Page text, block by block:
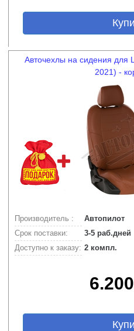
Авточехлы на сидения для
2021) -
Производитель :
Автопилот
Срок поставки:
3-5 раб.дней
Доступно к заказу: 2 компл.